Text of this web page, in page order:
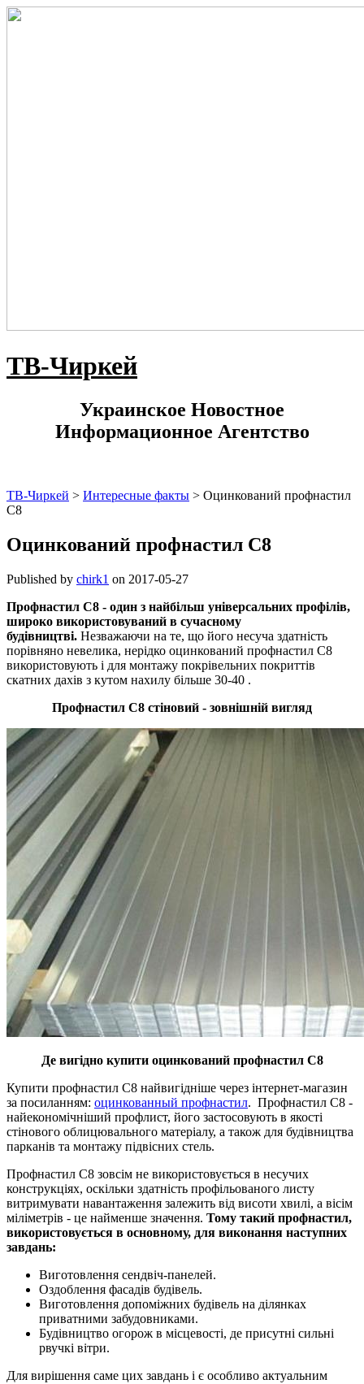
ТВ-Чиркей
Украинское Новостное
Информационное Агентство
ТВ-Чиркей > Интересные факты > Оцинкований профнастил
С8
Оцинкований профнастил С8
Published by chirk1 on 2017-05-27
Профнастил С8 - один з найбільш універсальних профілів,
широко використовуваний в сучасному
будівництві. Незважаючи на те, що його несуча здатність
порівняно невелика, нерідко оцинкований профнастил С8
використовують і для монтажу покрівельних покриттів
скатних дахів з кутом нахилу більше 30-40 .
Профнастил С8 стіновий - зовнішній вигляд
Де вигідно купити оцинкований профнастил С8
Купити профнастил С8 найвигідніше через інтернет-магазин
за посиланням: оцинкованный профнастил. Профнастил С8 -
найекономічніший профлист, його застосовують в якості
стінового облицювального матеріалу, а також для будівництва
парканів та монтажу підвісних стель.
Профнастил С8 зовсім не використовується в несучих
конструкціях, оскільки здатність профільованого листу
витримувати навантаження залежить від висоти хвилі, а вісім
міліметрів - це найменше значення. Тому такий профнастил,
використовується в основному, для виконання наступних
завдань:
Виготовлення сендвіч-панелей.
Оздоблення фасадів будівель.
Виготовлення допоміжних будівель на ділянках
приватними забудовниками.
Будівництво огорож в місцевості, де присутні сильні
рвучкі вітри.
Для вирішення саме цих завдань і є особливо актуальним